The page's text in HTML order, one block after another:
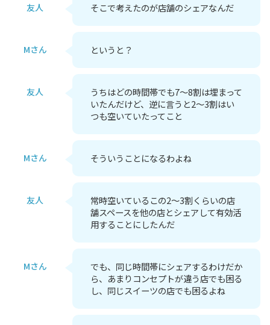
友人 そこで考えたのが店舗のシェアなんだ
Mさん というと？
友人
うちはどの時間帯でも7～8割は埋まって
いたんだけど、逆に言うと2～3割はい
つも空いていたってこと
Mさん そういうことになるわよね
友人
常時空いているこの2～3割くらいの店
舗スペースを他の店とシェアして有効活
用することにしたんだ
Mさん
でも、同じ時間帯にシェアするわけだか
ら、あまりコンセプトが違う店でも困る
し、同じスイーツの店でも困るよね